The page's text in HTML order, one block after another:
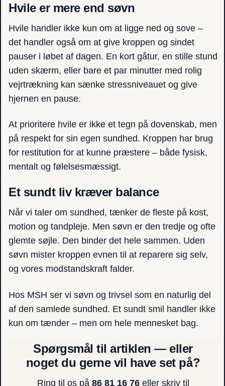
Hvile er mere end søvn
Hvile handler ikke kun om at ligge ned og sove –
det handler også om at give kroppen og sindet
pauser i løbet af dagen. En kort gåtur, en stille stund
uden skærm, eller bare et par minutter med rolig
vejrtrækning kan sænke stressniveauet og give
hjernen en pause.
At prioritere hvile er ikke et tegn på dovenskab, men
på respekt for sin egen sundhed. Kroppen har brug
for restitution for at kunne præstere – både fysisk,
mentalt og følelsesmæssigt.
Et sundt liv kræver balance
Når vi taler om sundhed, tænker de fleste på kost,
motion og tandpleje. Men søvn er den tredje og ofte
glemte søjle. Den binder det hele sammen. Uden
søvn mister kroppen evnen til at reparere sig selv,
og vores modstandskraft falder.
Hos MSH ser vi søvn og trivsel som en naturlig del
af den samlede sundhed. Et sundt smil handler ikke
kun om tænder – men om hele mennesket bag.
Spørgsmål til artiklen — eller
noget du gerne vil have set på?
Ring til os på 86 81 16 76eller skriv til